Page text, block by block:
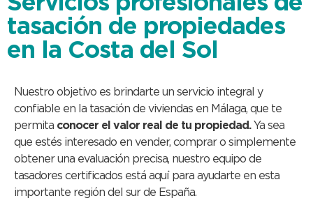
tasación de propiedades
en la Costa del Sol
Nuestro objetivo es brindarte un servicio integral y
confiable en la tasación de viviendas en Málaga, que te
permita conocer el valor real de tu propiedad.Ya sea
que estés interesado en vender, comprar o simplemente
obtener una evaluación precisa, nuestro equipo de
tasadores certificados está aquí para ayudarte en esta
importante región del sur de España.